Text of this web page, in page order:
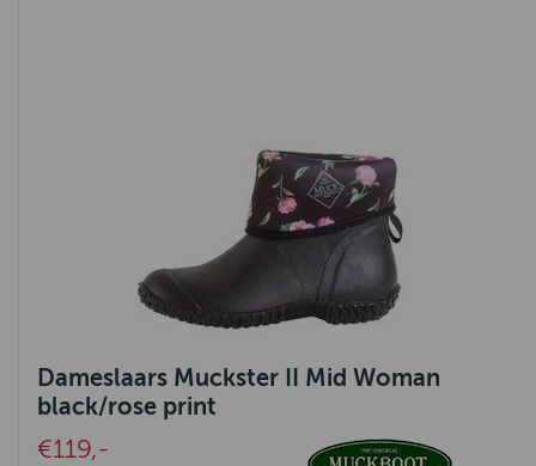
Dameslaars Muckster II Mid Woman
black/rose print
€119,-